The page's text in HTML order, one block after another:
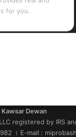
for you.
Kawsar Dewan
registered by IRS
। E-mail :